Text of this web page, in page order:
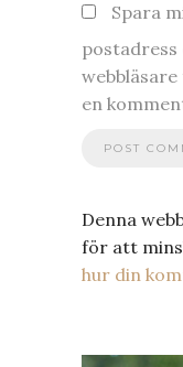
Spara
postadress
en
Denna
för att
hur din